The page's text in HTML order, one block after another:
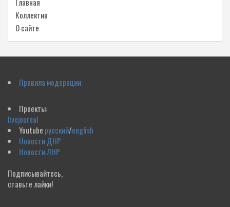
Коллектив
О сайте
Правила модерации
Проекты:
livejournal
Youtube русский/english
Новости ДНР
Новости ЛНР
Подписывайтесь,
ставьте лайки!